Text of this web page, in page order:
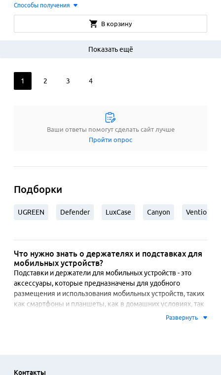
Способы получения
В корзину
1 2 3 4
Показать ещё
Ваши ответы помогут сделать сайт лучше
Пройти опрос
Подборки
UGREEN Defender LuxCase Canyon Vention
Что нужно знать о держателях и подставках для
мобильных устройств?
Подставки и держатели для мобильных устройств - это
аксессуары, которые предназначены для удобного
размещения и использования мобильных устройств, таких
как смартфоны и планшеты, как в домашних условиях, так
и в автомобиле, на рабочем месте или в других местах. Они
Развернуть
Контакты